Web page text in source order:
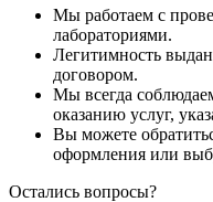
Мы работаем с
лабораториями.
Легитимность
договором.
Мы всегда
оказанию услуг,
Вы можете
оформления или
Остались вопросы?